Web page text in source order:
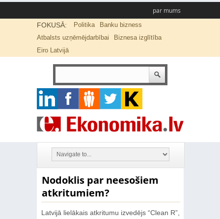
par mums
FOKUSĀ: Politika
Banku bizness
Atbalsts uzņēmējdarbībai
Biznesa izglītība
Eiro Latvijā
Nodoklis par neesošiem
atkritumiem?
Latvijā lielākais atkritumu izvedējs “Clean R”,